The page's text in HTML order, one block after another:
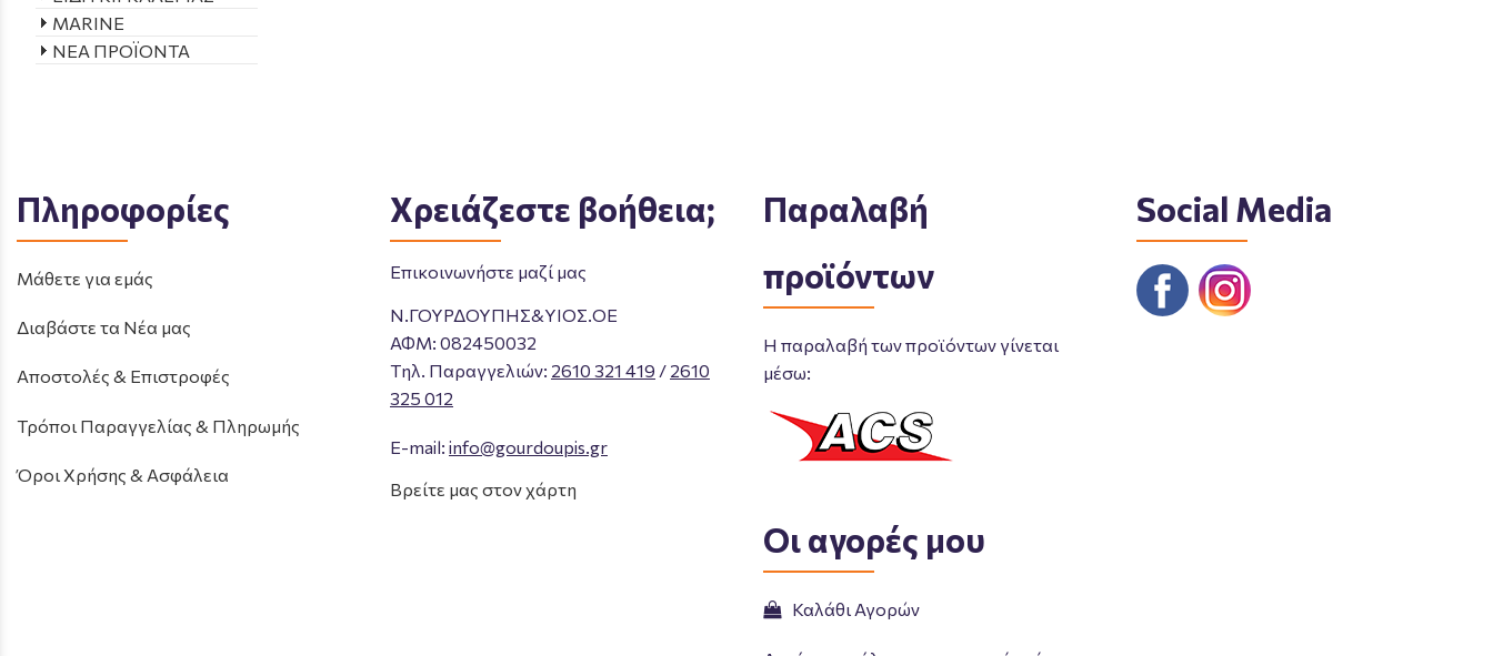
MARINE
ΝΕΑ ΠΡΟΪΟΝΤΑ
Πληροφορίες
Μάθετε για εμάς
Διαβάστε τα Νέα μας
Αποστολές & Επιστροφές
Τρόποι Παραγγελίας & Πληρωμής
Όροι Χρήσης & Ασφάλεια
Χρειάζεστε βοήθεια;
Επικοινωνήστε μαζί μας
Ν.ΓΟΥΡΔΟΥΠΗΣ&ΥΙΟΣ.ΟΕ
ΑΦΜ: 082450032
Tηλ. Παραγγελιών: 2610 321 419 / 2610
325 012
E-mail: info@gourdoupis.gr
Βρείτε μας στον χάρτη
Παραλαβή
προϊόντων
Η παραλαβή των προϊόντων γίνεται
μέσω:
Οι αγορές μου
Καλάθι Αγορών
Social Media